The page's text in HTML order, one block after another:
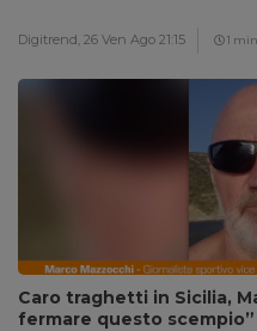
Digitrend, 26 Ven Ago 21:15 1 min
Caro traghetti in Sicilia,
fermare questo scempio”